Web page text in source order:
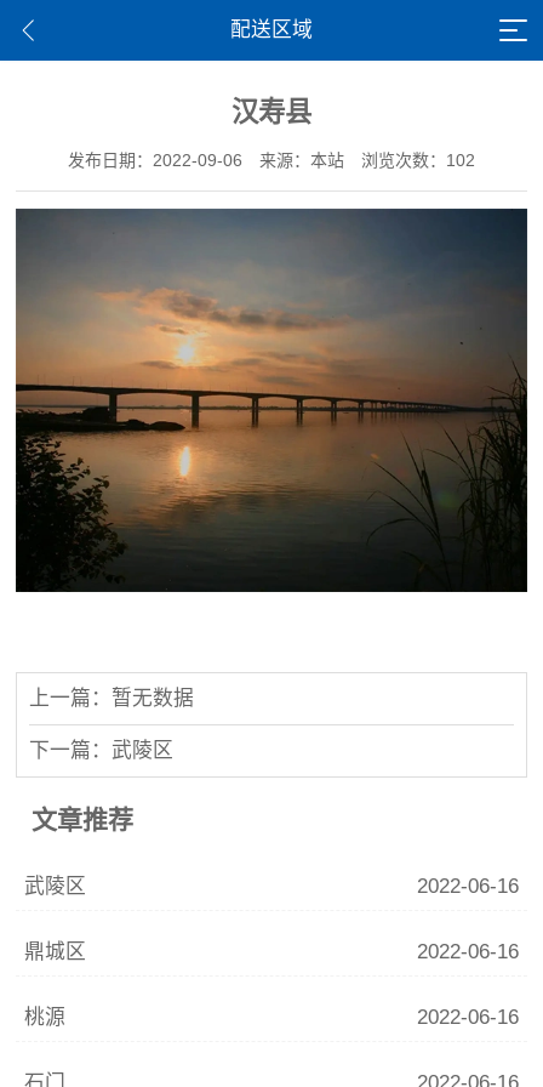
配送区域
汉寿县
发布日期：2022-09-06 来源：本站 浏览次数：102
上一篇：暂无数据
下一篇：武陵区
文章推荐
武陵区 2022-06-16
鼎城区 2022-06-16
桃源 2022-06-16